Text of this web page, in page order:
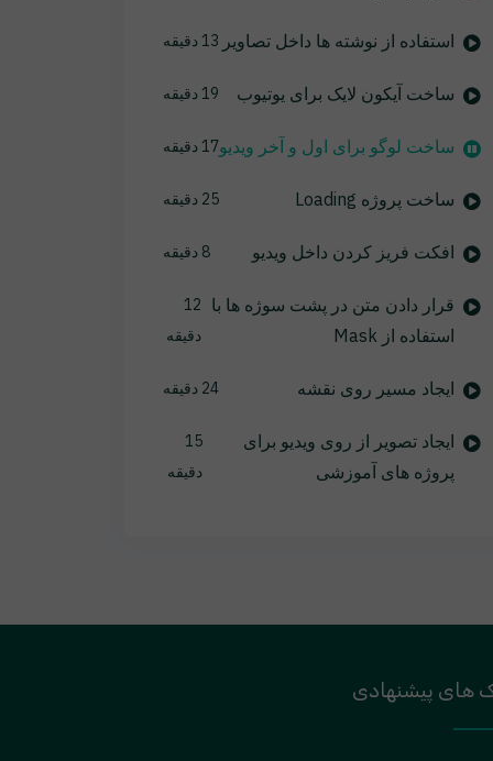
استفاده از نوشته ها داخل تصاویر 13 دقیقه
ساخت آیکون لایک برای یوتیوب 19 دقیقه
ساخت لوگو برای اول و آخر ویدیو17 دقیقه
ساخت پروژه Loading 25 دقیقه
افکت فریز کردن داخل ویدیو 8 دقیقه
قرار دادن متن در پشت سوژه ها با
استفاده از Mask
12
دقیقه
ایجاد مسیر روی نقشه 24 دقیقه
ایجاد تصویر از روی ویدیو برای
پروژه های آموزشی
15
دقیقه
های پیشنهادی